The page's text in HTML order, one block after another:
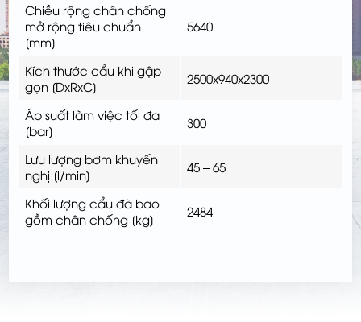
Chiều rộng chân chống
mở rộng tiêu chuẩn
[mm]
5640
Kích thước cẩu khi gập
gọn [DxRxC]
2500x940x2300
Áp suất làm việc tối đa
[bar]
300
Lưu lượng bơm khuyến
nghị [l/min]
45 – 65
Khối lượng cẩu đã bao
gồm chân chống [kg]
2484